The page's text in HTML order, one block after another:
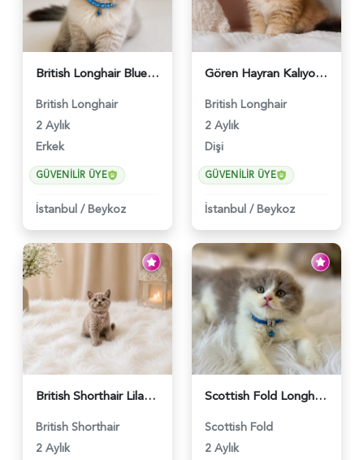
British Longhair Blue Point Erkek Pofuduk Yavrumuz - 6348
British Longhair
2 Aylık
Erkek
GÜVENILIR ÜYE
İstanbul / Beykoz
Gören Hayran Kalıyor! British Longhair Golden Dişi - 6345
British Longhair
2 Aylık
Dişi
GÜVENILIR ÜYE
İstanbul / Beykoz
British Shorthair Lilac Renk Dişi Yavrumuz - 4646
British Shorthair
2 Aylık
Scottish Fold Longhair Lilac Bi Color 2 Aylık - 5908
Scottish Fold
2 Aylık